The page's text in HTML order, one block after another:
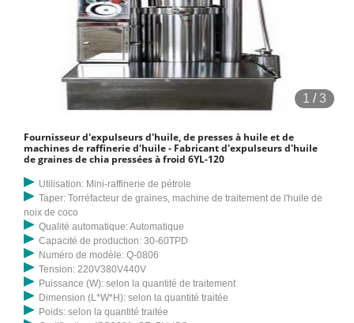
1 /3
Fournisseur d'expulseurs d'huile, de presses à huile et de
machines de raffinerie d'huile - Fabricant d'expulseurs d'huile
de graines de chia pressées à froid 6YL-120
Utilisation: Mini-raffinerie de pétrole
Taper: Torréfacteur de graines, machine de traitement de l'huile de
noix de coco
Qualité automatique: Automatique
Capacité de production: 30-60TPD
Numéro de modèle: Q-0806
Tension: 220V380V440V
Puissance (W): selon la quantité de traitement
Dimension (L*W*H): selon la quantité traitée
Poids: selon la quantité traitée